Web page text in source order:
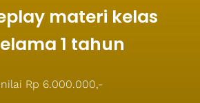
materi kelas
1 tahun
Rp 6.000.000,-